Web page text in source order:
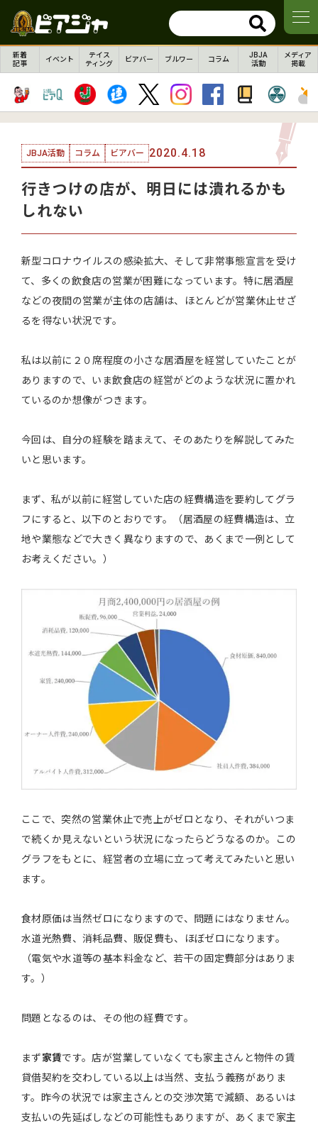
新着
記事
イベント
テイス
ティング
ビアバー ブルワー コラム
JBJA
活動
メディア
掲載
JBJA活動 コラム ビアバー 2020.4.18
行きつけの店が、明日には潰れるかも
しれない
新型コロナウイルスの感染拡大、そして非常事態宣言を受け
て、多くの飲食店の営業が困難になっています。特に居酒屋
などの夜間の営業が主体の店舗は、ほとんどが営業休止せざ
るを得ない状況です。
私は以前に２０席程度の小さな居酒屋を経営していたことが
ありますので、いま飲食店の経営がどのような状況に置かれ
ているのか想像がつきます。
今回は、自分の経験を踏まえて、そのあたりを解説してみた
いと思います。
まず、私が以前に経営していた店の経費構造を要約してグラ
フにすると、以下のとおりです。（居酒屋の経費構造は、立
地や業態などで大きく異なりますので、あくまで一例として
お考えください。）
ここで、突然の営業休止で売上がゼロとなり、それがいつま
で続くか見えないという状況になったらどうなるのか。この
グラフをもとに、経営者の立場に立って考えてみたいと思い
ます。
食材原価は当然ゼロになりますので、問題にはなりません。
水道光熱費、消耗品費、販促費も、ほぼゼロになります。
（電気や水道等の基本料金など、若干の固定費部分はありま
す。）
問題となるのは、その他の経費です。
まず家賃です。店が営業していなくても家主さんと物件の賃
貸借契約を交わしている以上は当然、支払う義務がありま
す。昨今の状況では家主さんとの交渉次第で減額、あるいは
支払いの先延ばしなどの可能性もありますが、あくまで家主